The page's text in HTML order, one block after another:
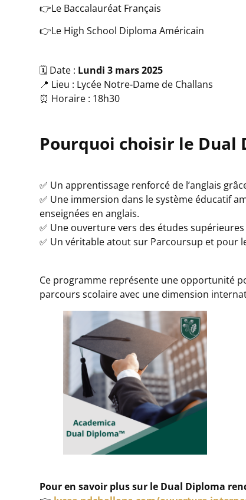
👉Le Baccalauréat Français
👉Le High School Diploma Américain
🗓️ Date : Lundi 3 mars 2025
📍 Lieu : Lycée Notre-Dame de Challans
⏰ Horaire : 18h30
Pourquoi choisir le Dual
✅ Un apprentissage renforcé de l’anglais
✅ Une immersion dans le système éducatif
enseignées en anglais.
✅ Une ouverture vers des études
✅ Un véritable atout sur Parcoursup et pour
Ce programme représente une opportunité
parcours scolaire avec une dimension
Pour en savoir plus sur le Dual Diploma